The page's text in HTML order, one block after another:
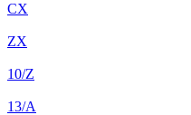
CX
ZX
10/Z
13/A